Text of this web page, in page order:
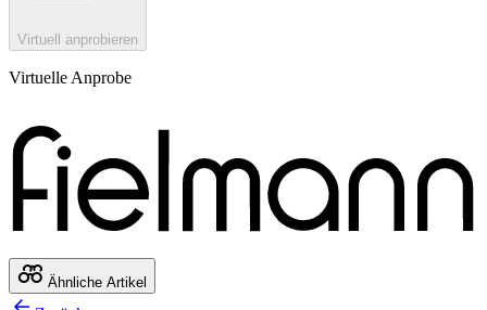
Virtuell anprobieren
Virtuelle Anprobe
Ähnliche Artikel